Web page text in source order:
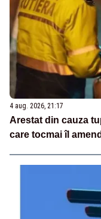
4 aug. 2026, 21:17
Arestat din cauza
care tocmai îl